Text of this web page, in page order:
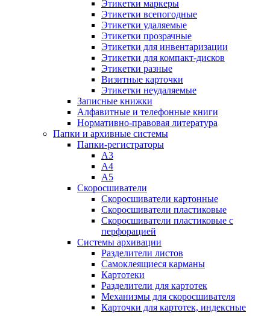
Этикетки маркеры
Этикетки всепогодные
Этикетки удаляемые
Этикетки прозрачные
Этикетки для инвентаризации
Этикетки для компакт-дисков
Этикетки разные
Визитные карточки
Этикетки неудаляемые
Записные книжки
Алфавитные и телефонные книги
Нормативно-правовая литература
Папки и архивные системы
Папки-регистраторы
А3
А4
А5
Скоросшиватели
Скоросшиватели картонные
Скоросшиватели пластиковые
Скоросшиватели пластиковые с
перфорацией
Системы архивации
Разделители листов
Самоклеящиеся карманы
Картотеки
Разделители для картотек
Механизмы для скоросшивателя
Карточки для картотек, индексные